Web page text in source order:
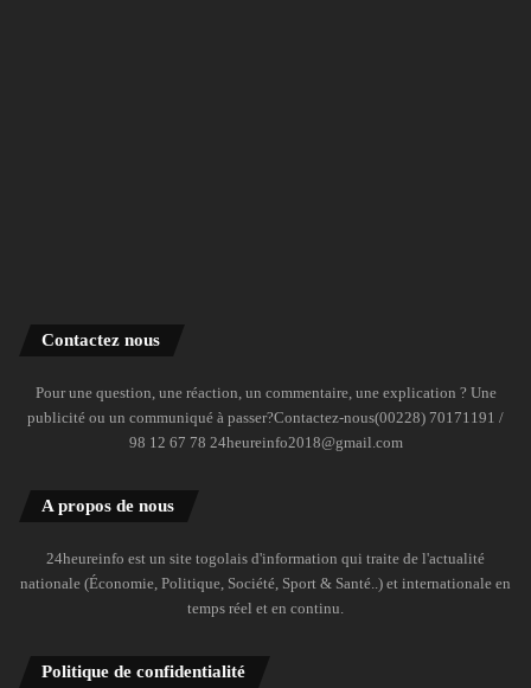
Contactez nous
Pour une question, une réaction, un commentaire, une explication ? Une
publicité ou un communiqué à passer?Contactez-nous(00228) 70171191 /
98 12 67 78 24heureinfo2018@gmail.com
A propos de nous
24heureinfo est un site togolais d'information qui traite de l'actualité
nationale (Économie, Politique, Société, Sport & Santé..) et internationale en
temps réel et en continu.
Politique de confidentialité